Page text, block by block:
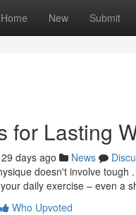
Home New Submit
for Lasting
29 days ago News
doesn't involve
daily exercise – even a
Who Upvoted